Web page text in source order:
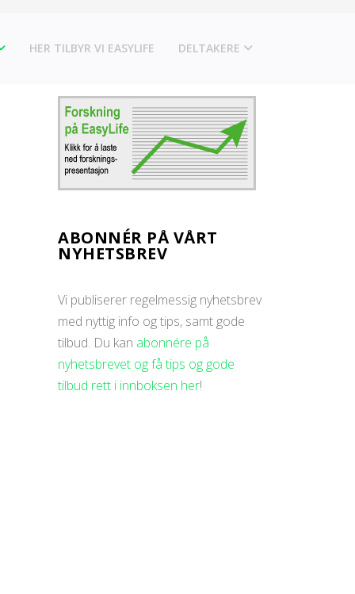
HER TILBYR VI EASYLIFE DELTAKERE
ABONNÉR PÅ VÅRT
NYHETSBREV
Vi publiserer regelmessig nyhetsbrev
med nyttig info og tips, samt gode
tilbud. Du kan abonnére på
nyhetsbrevet og få tips og gode
tilbud rett i innboksen her!